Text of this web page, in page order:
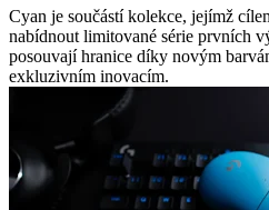
Cyan je součástí kolekce, jejímž
nabídnout limitované série prvních
posouvají hranice díky novým
exkluzivním inovacím.